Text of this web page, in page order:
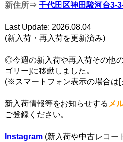
新住所⇒ 千代田区神田駿河台3-
Last Update: 2026.08.04
(新入荷・再入荷を更新済み)
◎今週の新入荷や再入荷その他
ゴリー]に移動しました。
(※スマートフォン表示の場合は[
新入荷情報等をお知らせする メ
ご登録ください。
Instagram (新入荷や中古レコー